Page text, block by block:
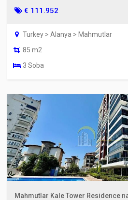
€ 111.952
Turkey > Alanya > Mahmutlar
85 m2
3 Soba
Mahmutlar Kale Tower Residence